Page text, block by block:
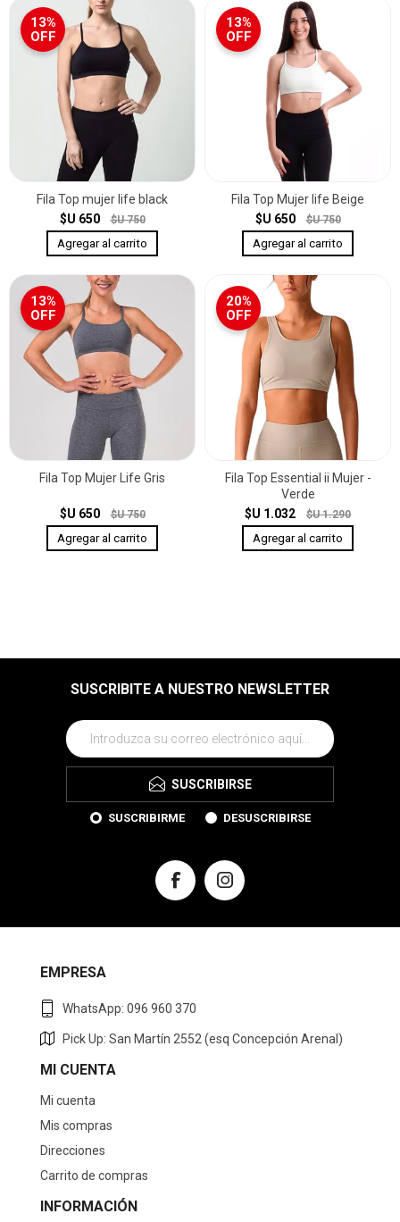
13%
OFF
Fila Top mujer life black
$U 650
$U 750
13%
OFF
Fila Top Mujer life Beige
$U 650
$U 750
13%
OFF
Fila Top Mujer Life Gris
$U 650 $U 750
20%
OFF
Fila Top Essential ii Mujer -
Verde
$U 1.032
$U 1.290
SUSCRIBITE A NUESTRO NEWSLETTER
SUSCRIBIRSE
SUSCRIBIRME DESUSCRIBIRSE
EMPRESA
WhatsApp: 096 960 370
Pick Up: San Martín 2552 (esq Concepción Arenal)
MI CUENTA
Mi cuenta
Mis compras
Direcciones
Carrito de compras
INFORMACIÓN